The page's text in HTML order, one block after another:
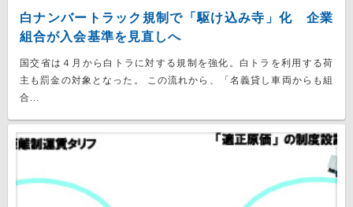
白ナンバートラック規制で「駆け込み寺」化 企業
組合が入会基準を見直しへ
国交省は４月から白トラに対する規制を強化。白トラを利用する荷
主も罰金の対象となった。 この流れから、「名義貸し車両からも組
合...